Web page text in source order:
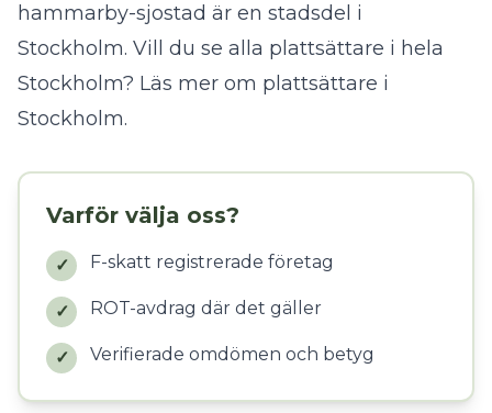
hammarby-sjostad är en stadsdel i
Stockholm. Vill du se alla plattsättare i hela
Stockholm? Läs mer om plattsättare i
Stockholm.
Varför välja oss?
✓ F-skatt registrerade företag
✓ ROT-avdrag där det gäller
✓ Verifierade omdömen och betyg